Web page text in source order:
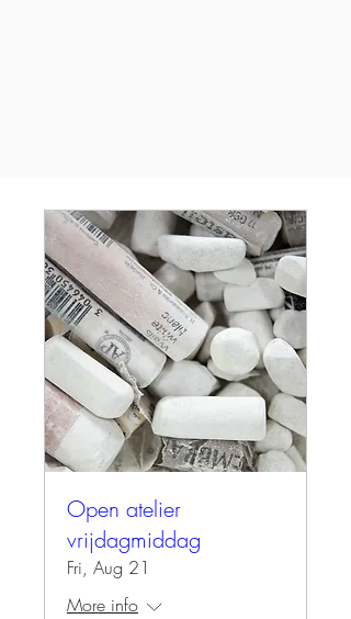
Open atelier
vrijdagmiddag
Fri, Aug 21
More info